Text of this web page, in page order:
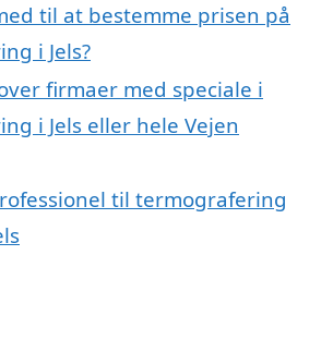
til at bestemme prisen på
i Jels?
firmaer med speciale i
i Jels eller hele Vejen
til termografering